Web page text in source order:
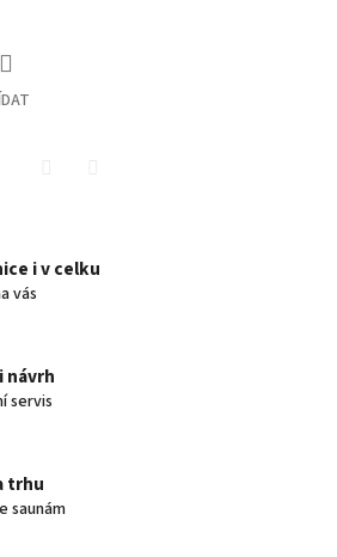
i v celku
vás
návrh
servis
trhu
saunám